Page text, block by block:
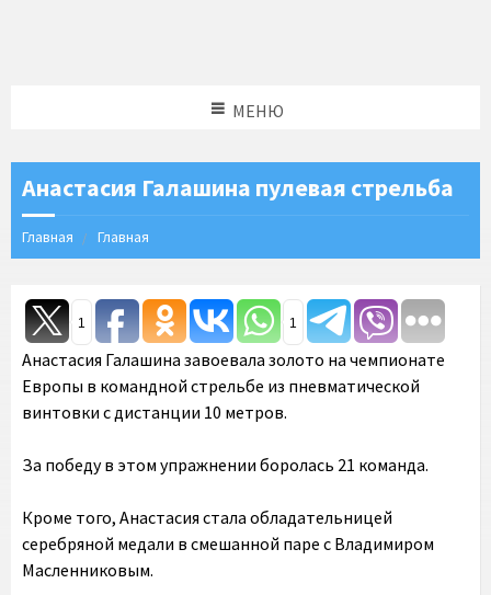
МЕНЮ
Анастасия Галашина пулевая стрельба
Главная Главная
1 1
Анастасия Галашина завоевала золото на чемпионате
Европы в командной стрельбе из пневматической
винтовки с дистанции 10 метров.
За победу в этом упражнении боролась 21 команда.
Кроме того, Анастасия стала обладательницей
серебряной медали в смешанной паре с Владимиром
Масленниковым.